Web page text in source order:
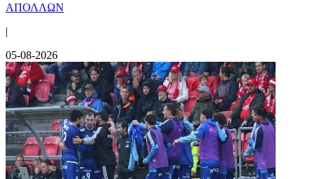
ΑΠΟΛΛΩΝ
|
05-08-2026